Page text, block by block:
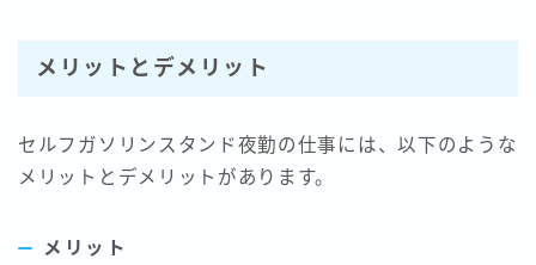
メリットとデメリット
セルフガソリンスタンド夜勤の仕事には、以下のような
メリットとデメリットがあります。
メリット